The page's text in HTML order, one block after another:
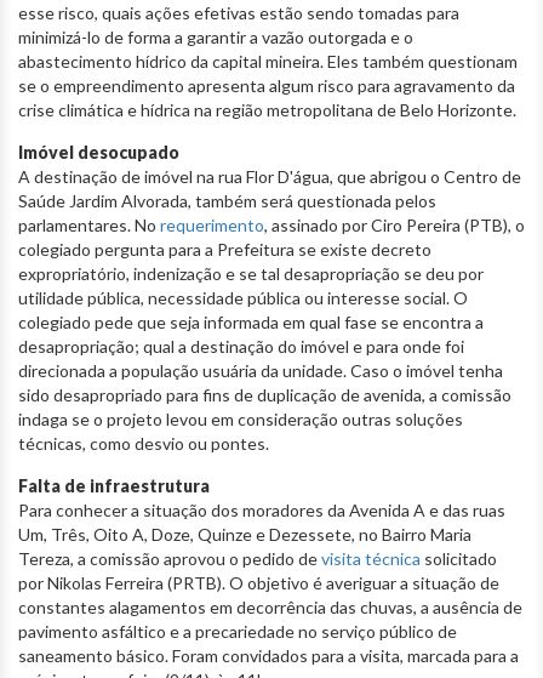
esse risco, quais ações efetivas estão sendo tomadas para
minimizá-lo de forma a garantir a vazão outorgada e o
abastecimento hídrico da capital mineira. Eles também questionam
se o empreendimento apresenta algum risco para agravamento da
crise climática e hídrica na região metropolitana de Belo Horizonte.
Imóvel desocupado
A destinação de imóvel na rua Flor D'água, que abrigou o Centro de
Saúde Jardim Alvorada, também será questionada pelos
parlamentares. No requerimento, assinado por Ciro Pereira (PTB), o
colegiado pergunta para a Prefeitura se existe decreto
expropriatório, indenização e se tal desapropriação se deu por
utilidade pública, necessidade pública ou interesse social. O
colegiado pede que seja informada em qual fase se encontra a
desapropriação; qual a destinação do imóvel e para onde foi
direcionada a população usuária da unidade. Caso o imóvel tenha
sido desapropriado para fins de duplicação de avenida, a comissão
indaga se o projeto levou em consideração outras soluções
técnicas, como desvio ou pontes.
Falta de infraestrutura
Para conhecer a situação dos moradores da Avenida A e das ruas
Um, Três, Oito A, Doze, Quinze e Dezessete, no Bairro Maria
Tereza, a comissão aprovou o pedido devisita técnica solicitado
por Nikolas Ferreira (PRTB). O objetivo é averiguar a situação de
constantes alagamentos em decorrência das chuvas, a ausência de
pavimento asfáltico e a precariedade no serviço público de
saneamento básico. Foram convidados para a visita, marcada para a